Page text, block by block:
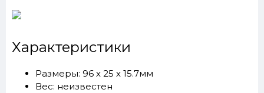
Характеристики
Размеры: 96 х 25 х 15.7мм
Вес: неизвестен